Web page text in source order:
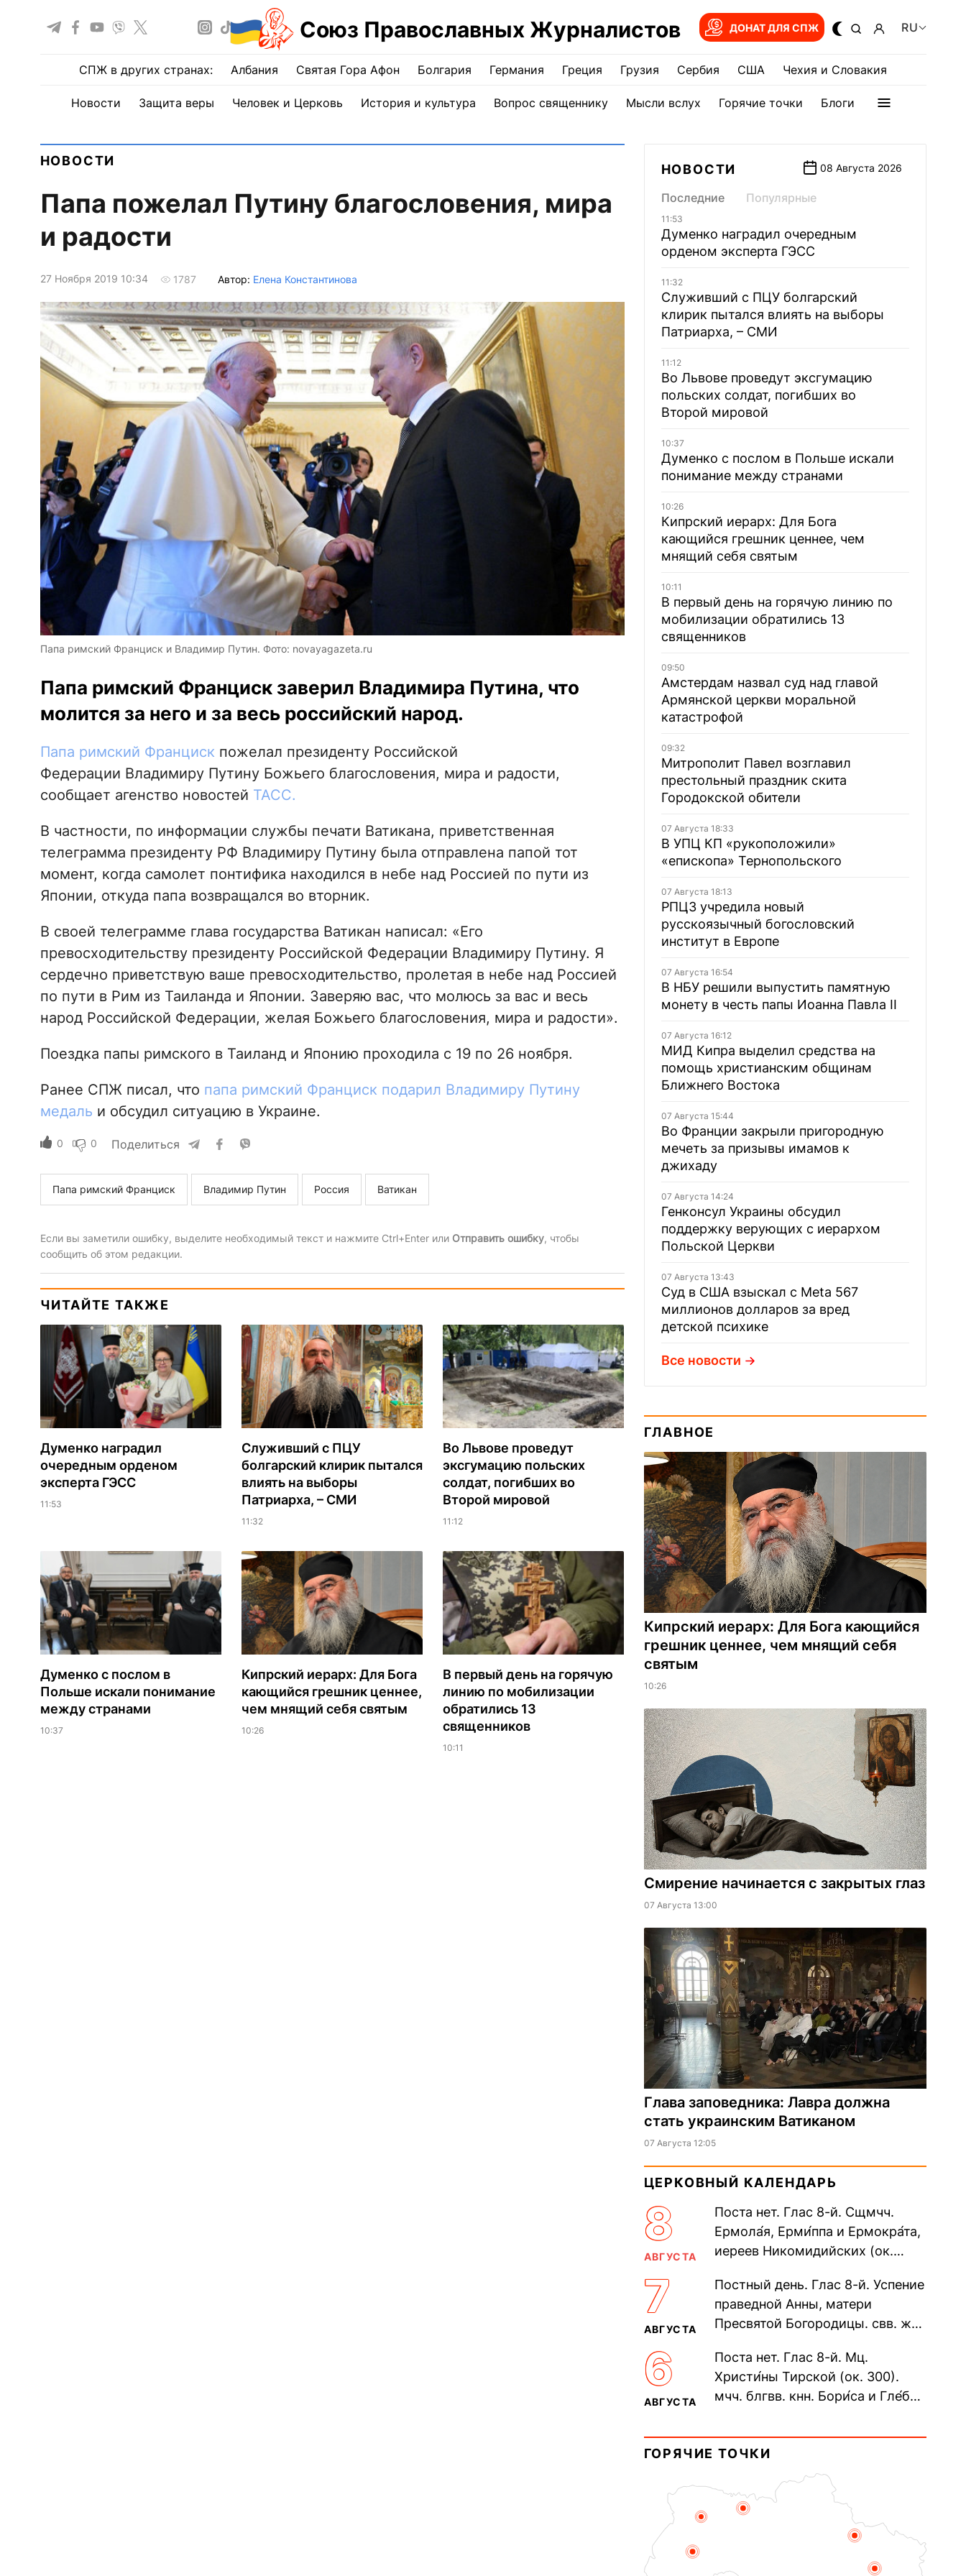
Союз Православных Журналистов ДОНАТ ДЛЯ СПЖ RU
СПЖ в других странах: Албания Святая Гора Афон Болгария Германия Греция Грузия Сербия США Чехия и Словакия
Новости Защита веры Человек и Церковь История и культура Вопрос священнику Мысли вслух Горячие точки Блоги
НОВОСТИ
Папа пожелал Путину благословения, мира
и радости
27 Ноября 2019 10:34 1787 Автор: Елена Константинова
Папа римский Франциск и Владимир Путин. Фото: novayagazeta.ru
Папа римский Франциск заверил Владимира Путина, что
молится за него и за весь российский народ.
Папа римский Франциск пожелал президенту Российской
Федерации Владимиру Путину Божьего благословения, мира и радости,
сообщает агенство новостей ТАСС.
В частности, по информации службы печати Ватикана, приветственная
телеграмма президенту РФ Владимиру Путину была отправлена папой тот
момент, когда самолет понтифика находился в небе над Россией по пути из
Японии, откуда папа возвращался во вторник.
В своей телеграмме глава государства Ватикан написал: «Его
превосходительству президенту Российской Федерации Владимиру Путину. Я
сердечно приветствую ваше превосходительство, пролетая в небе над Россией
по пути в Рим из Таиланда и Японии. Заверяю вас, что молюсь за вас и весь
народ Российской Федерации, желая Божьего благословения, мира и радости».
Поездка папы римского в Таиланд и Японию проходила с 19 по 26 ноября.
Ранее СПЖ писал, что папа римский Франциск подарил Владимиру Путину
медаль и обсудил ситуацию в Украине.
0 0 Поделиться
Папа римский Франциск Владимир Путин Россия Ватикан
Если вы заметили ошибку, выделите необходимый текст и нажмите Ctrl+Enter или Отправить ошибку, чтобы
сообщить об этом редакции.
ЧИТАЙТЕ ТАКЖЕ
Думенко наградил
очередным орденом
эксперта ГЭСС
11:53
Служивший с ПЦУ
болгарский клирик пытался
влиять на выборы
Патриарха, – СМИ
11:32
Во Львове проведут
эксгумацию польских
солдат, погибших во
Второй мировой
11:12
Думенко с послом в
Польше искали понимание
между странами
10:37
Кипрский иерарх: Для Бога
кающийся грешник ценнее,
чем мнящий себя святым
10:26
В первый день на горячую
линию по мобилизации
обратились 13
священников
10:11
НОВОСТИ 08 Августа 2026
Последние Популярные
11:53
Думенко наградил очередным
орденом эксперта ГЭСС
11:32
Служивший с ПЦУ болгарский
клирик пытался влиять на выборы
Патриарха, – СМИ
11:12
Во Львове проведут эксгумацию
польских солдат, погибших во
Второй мировой
10:37
Думенко с послом в Польше искали
понимание между странами
10:26
Кипрский иерарх: Для Бога
кающийся грешник ценнее, чем
мнящий себя святым
10:11
В первый день на горячую линию по
мобилизации обратились 13
священников
09:50
Амстердам назвал суд над главой
Армянской церкви моральной
катастрофой
09:32
Митрополит Павел возглавил
престольный праздник скита
Городокской обители
07 Августа 18:33
В УПЦ КП «рукоположили»
«епископа» Тернопольского
07 Августа 18:13
РПЦЗ учредила новый
русскоязычный богословский
институт в Европе
07 Августа 16:54
В НБУ решили выпустить памятную
монету в честь папы Иоанна Павла II
07 Августа 16:12
МИД Кипра выделил средства на
помощь христианским общинам
Ближнего Востока
07 Августа 15:44
Во Франции закрыли пригородную
мечеть за призывы имамов к
джихаду
07 Августа 14:24
Генконсул Украины обсудил
поддержку верующих с иерархом
Польской Церкви
07 Августа 13:43
Суд в США взыскал с Meta 567
миллионов долларов за вред
детской психике
Все новости
ГЛАВНОЕ
Кипрский иерарх: Для Бога кающийся
грешник ценнее, чем мнящий себя
святым
10:26
Смирение начинается с закрытых глаз
07 Августа 13:00
Глава заповедника: Лавра должна
стать украинским Ватиканом
07 Августа 12:05
ЦЕРКОВНЫЙ КАЛЕНДАРЬ
8
АВГУСТА
Поста нет. Глас 8-й. Сщмчч.
Ермола́я, Ерми́ппа и Ермокра́та,
иереев Никомидийских (ок.
Печерского, в Ближних
пещерах...
7
АВГУСТА
Постный день. Глас 8-й. Успение
праведной Анны, матери
Пресвятой Богородицы. свв. жен
прп. Евпракси́и девы,...
6
АВГУСТА
Поста нет. Глас 8-й. Мц.
Христи́ны Тирской (ок. 300).
мчч. блгвв. кнн. Бори́са и Гле́ба,
Дави́да (1015). Прп....
ГОРЯЧИЕ ТОЧКИ